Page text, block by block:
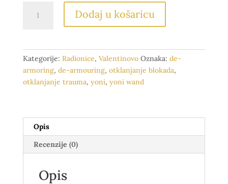
Dodaj u košaricu
Kategorije: Radionice, Valentinovo Oznaka: de-
armoring, de-armouring, otklanjanje blokada,
otklanjanje trauma, yoni, yoni wand
Opis
Recenzije (0)
Opis